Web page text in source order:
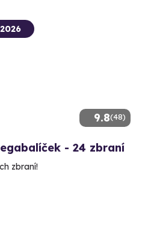
9.8(48)
- 24 zbraní
zbraní!